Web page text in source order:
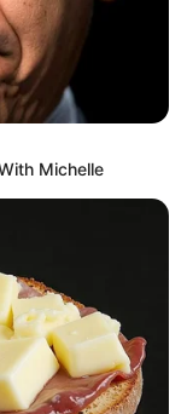
a paso para
entre bancos
un solo peso
DE CRÉDITO
de crédito:
perderán plata
MOROSOS
Michelle